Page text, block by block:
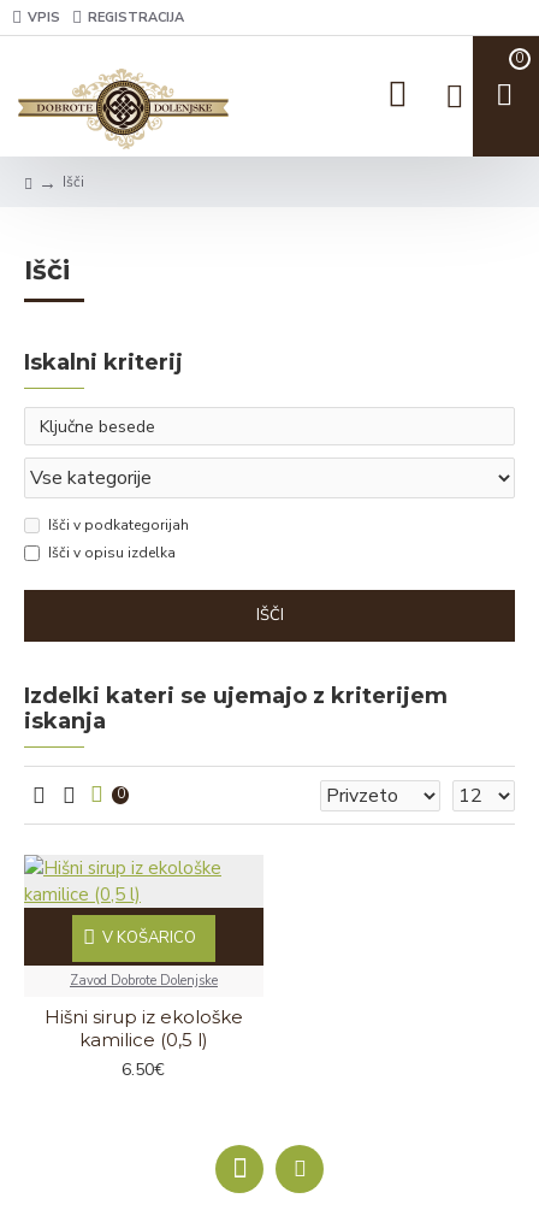
VPIS REGISTRACIJA
0
Išči
Išči
Iskalni kriterij
Išči v podkategorijah
Išči v opisu izdelka
IŠČI
Izdelki kateri se ujemajo z kriterijem
iskanja
0
Zavod Dobrote Dolenjske
Hišni sirup iz ekološke
kamilice (0,5 l)
6.50€
V KOŠARICO